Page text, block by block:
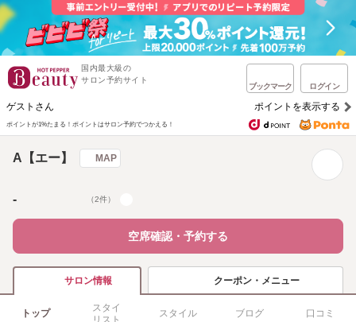
国内最大級の
サロン予約サイト
ブックマーク ログイン
ゲストさん ポイントを表示する
ポイントが1%たまる！ ポイントはサロン予約でつかえる！
A【エー】 MAP
- （2件）
空席確認・予約する
サロン情報 クーポン・メニュー
トップ
スタイ
リスト
スタイル ブログ 口コミ